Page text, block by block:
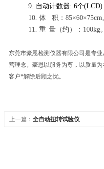
9. 自动计数器: 6个
10. 体 积： 85×60×75cm
11. 重 量（约）： 100kg。
东莞市豪恩检测仪器有限公司是专
营理念。 豪恩以服务为尊，以质量
客户*解除后顾之忧。
上一篇： 全自动扭转试验仪